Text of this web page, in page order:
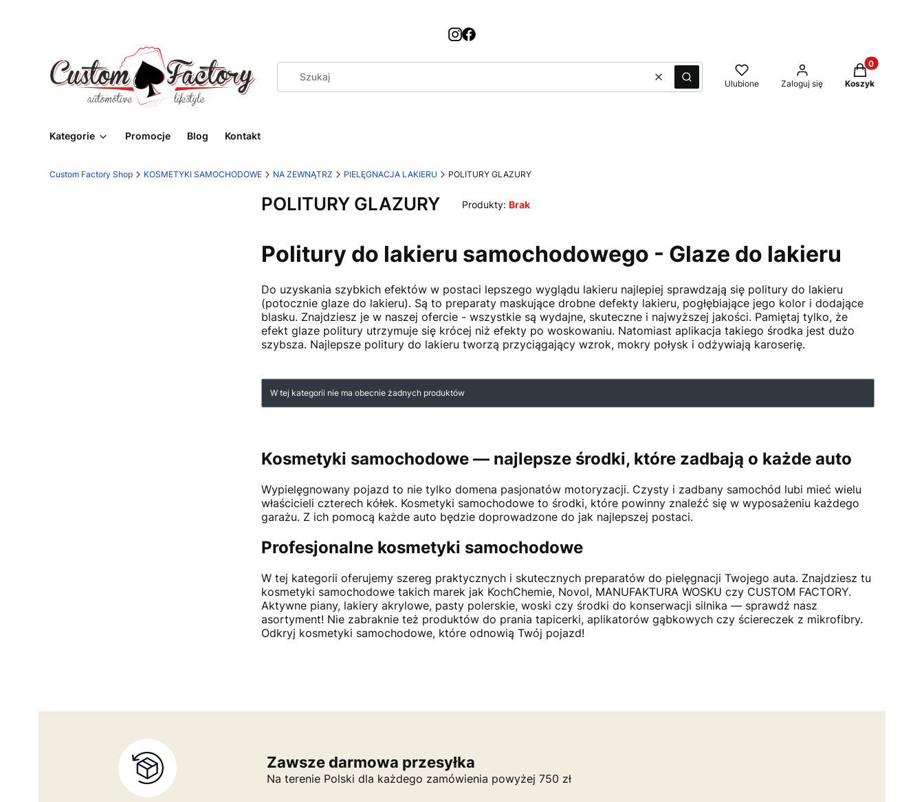
WyczyśćSzukaj Ulubione Zaloguj się
Produkty w
Koszyk
Kategorie Promocje Blog Kontakt
Custom Factory Shop KOSMETYKI SAMOCHODOWE NA ZEWNĄTRZ PIELĘGNACJA LAKIERU POLITURY GLAZURY
POLITURY GLAZURY Produkty: Brak
Politury do lakieru samochodowego - Glaze do lakieru
Do uzyskania szybkich efektów w postaci lepszego wyglądu lakieru najlepiej sprawdzają się politury do lakieru
(potocznie glaze do lakieru). Są to preparaty maskujące drobne defekty lakieru, pogłębiające jego kolor i dodające
blasku. Znajdziesz je w naszej ofercie - wszystkie są wydajne, skuteczne i najwyższej jakości. Pamiętaj tylko, że
efekt glaze politury utrzymuje się krócej niż efekty po woskowaniu. Natomiast aplikacja takiego środka jest dużo
szybsza. Najlepsze politury do lakieru tworzą przyciągający wzrok, mokry połysk i odżywiają karoserię.
Lista produktów
W tej kategorii nie ma obecnie żadnych produktów
Kosmetyki samochodowe — najlepsze środki, które zadbają o każde auto
Wypielęgnowany pojazd to nie tylko domena pasjonatów motoryzacji. Czysty i zadbany samochód lubi mieć wielu
właścicieli czterech kółek. Kosmetyki samochodowe to środki, które powinny znaleźć się w wyposażeniu każdego
garażu. Z ich pomocą każde auto będzie doprowadzone do jak najlepszej postaci.
Profesjonalne kosmetyki samochodowe
W tej kategorii oferujemy szereg praktycznych i skutecznych preparatów do pielęgnacji Twojego auta. Znajdziesz tu
kosmetyki samochodowe takich marek jak KochChemie, Novol, MANUFAKTURA WOSKU czy CUSTOM FACTORY.
Aktywne piany, lakiery akrylowe, pasty polerskie, woski czy środki do konserwacji silnika — sprawdź nasz
asortyment! Nie zabraknie też produktów do prania tapicerki, aplikatorów gąbkowych czy ściereczek z mikrofibry.
Odkryj kosmetyki samochodowe, które odnowią Twój pojazd!
Zawsze darmowa przesyłka
Na terenie Polski dla każdego zamówienia powyżej 750 zł